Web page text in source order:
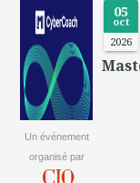
Un événement
organisé par
05
oct
2026